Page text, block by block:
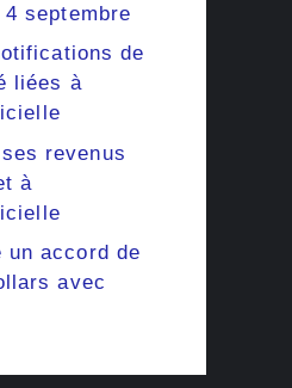
septembre
de
liées à
revenus
à
un accord de
avec